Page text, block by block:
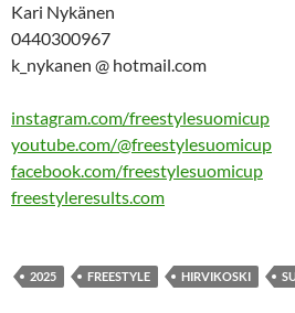
Kari Nykänen
0440300967
k_nykanen @ hotmail.com
instagram.com/freestylesuomicup
youtube.com/@freestylesuomicup
facebook.com/freestylesuomicup
freestyleresults.com
2025 FREESTYLE HIRVIKOSKI